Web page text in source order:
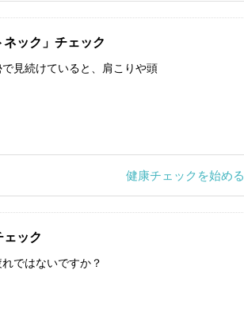
ック」チェック
見続けていると、肩こりや頭
健康チェックを始める
ェック
ではないですか？